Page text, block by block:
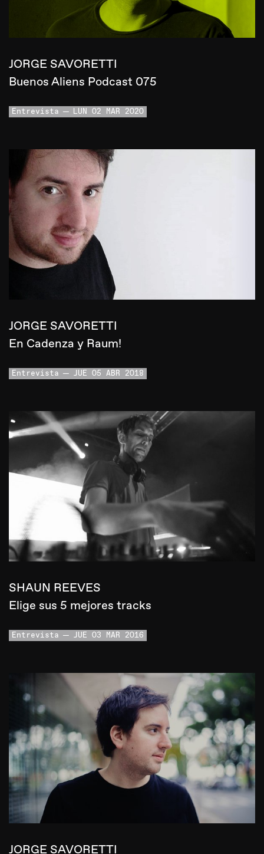
JORGE SAVORETTI
Buenos Aliens Podcast 075
Entrevista LUN 02 MAR 2020
JORGE SAVORETTI
En Cadenza y Raum!
Entrevista JUE 05 ABR 2018
SHAUN REEVES
Elige sus 5 mejores tracks
Entrevista JUE 03 MAR 2016
JORGE SAVORETTI